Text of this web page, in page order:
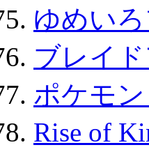
ゆめい
ブレイ
ポケモ
Rise of